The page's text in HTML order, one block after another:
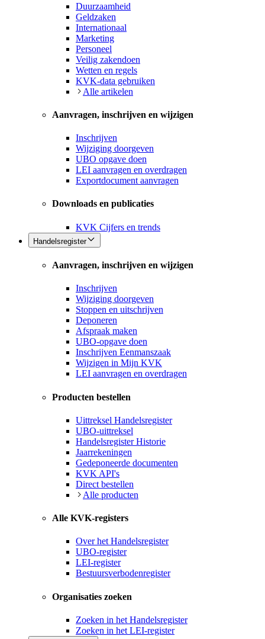
Duurzaamheid
Geldzaken
Internationaal
Marketing
Personeel
Veilig zakendoen
Wetten en regels
KVK-data gebruiken
Alle artikelen
Aanvragen, inschrijven en wijzigen
Inschrijven
Wijziging doorgeven
UBO opgave doen
LEI aanvragen en overdragen
Exportdocument aanvragen
Downloads en publicaties
KVK Cijfers en trends
Handelsregister
Aanvragen, inschrijven en wijzigen
Inschrijven
Wijziging doorgeven
Stoppen en uitschrijven
Deponeren
Afspraak maken
UBO-opgave doen
Inschrijven Eenmanszaak
Wijzigen in Mijn KVK
LEI aanvragen en overdragen
Producten bestellen
Uittreksel Handelsregister
UBO-uittreksel
Handelsregister Historie
Jaarrekeningen
Gedeponeerde documenten
KVK API's
Direct bestellen
Alle producten
Alle KVK-registers
Over het Handelsregister
UBO-register
LEI-register
Bestuursverbodenregister
Organisaties zoeken
Zoeken in het Handelsregister
Zoeken in het LEI-register